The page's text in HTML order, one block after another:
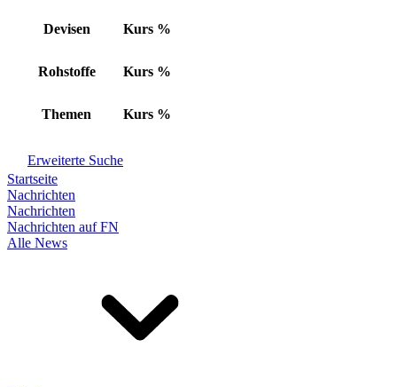
Devisen Kurs %
Rohstoffe Kurs %
Themen Kurs %
Erweiterte Suche
Startseite
Nachrichten
Nachrichten
Nachrichten auf FN
Alle News